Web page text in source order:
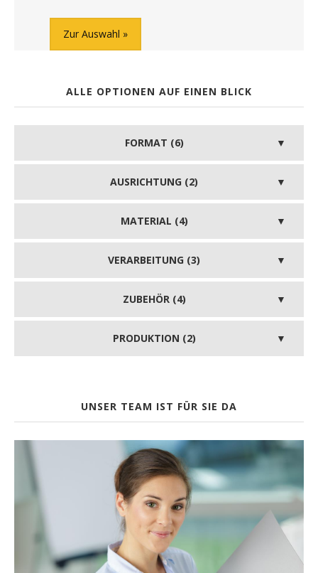
Zur Auswahl
ALLE OPTIONEN AUF EINEN BLICK
FORMAT (6)
AUSRICHTUNG (2)
MATERIAL (4)
VERARBEITUNG (3)
ZUBEHÖR (4)
PRODUKTION (2)
UNSER TEAM IST FÜR SIE DA